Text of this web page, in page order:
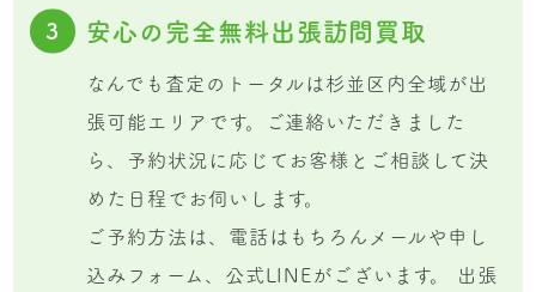
3 安心の完全無料出張訪問買取
なんでも査定のトータルは杉並区内全域が出
張可能エリアです。ご連絡いただきました
ら、予約状況に応じてお客様とご相談して決
めた日程でお伺いします。
ご予約方法は、電話はもちろんメールや申し
込みフォーム、公式LINEがございます。 出張